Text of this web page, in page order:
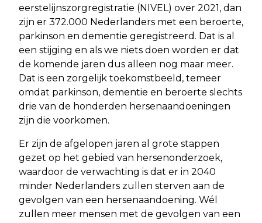
eerstelijnszorgregistratie (NIVEL) over 2021, dan
zijn er 372.000 Nederlanders met een beroerte,
parkinson en dementie geregistreerd. Dat is al
een stijging en als we niets doen worden er dat
de komende jaren dus alleen nog maar meer.
Dat is een zorgelijk toekomstbeeld, temeer
omdat parkinson, dementie en beroerte slechts
drie van de honderden hersenaandoeningen
zijn die voorkomen.
Er zijn de afgelopen jaren al grote stappen
gezet op het gebied van hersenonderzoek,
waardoor de verwachting is dat er in 2040
minder Nederlanders zullen sterven aan de
gevolgen van een hersenaandoening. Wél
zullen meer mensen met de gevolgen van een